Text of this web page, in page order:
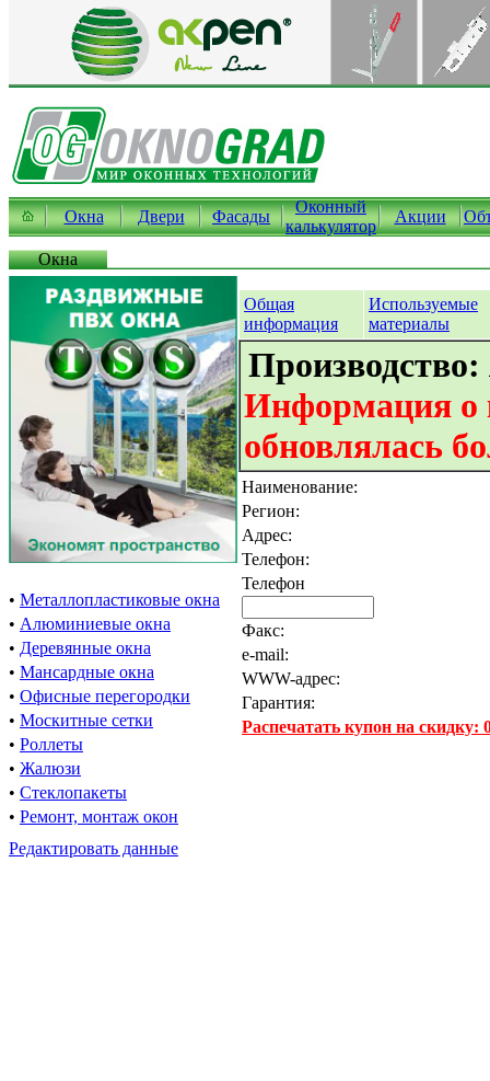
Окна Двери Фасады
Оконный
калькулятор
Акции
Окна
• Металлопластиковые окна
• Алюминиевые окна
• Деревянные окна
• Мансардные окна
• Офисные перегородки
• Москитные сетки
• Роллеты
• Жалюзи
• Стеклопакеты
• Ремонт, монтаж окон
Общая
информация
Используемые
материалы
Информация о
обновлялась
Наименование:
Регион:
Адрес:
Телефон:
Телефон
Факс:
e-mail:
WWW-адрес:
Гарантия:
Распечатать купон на скидку:
Редактировать данные